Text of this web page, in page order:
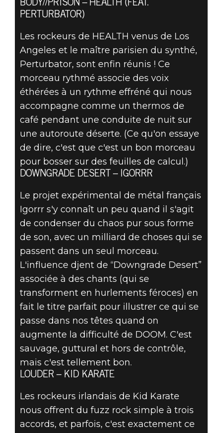
BODY//PRISON – HEALTH (FEAT.
PERTURBATOR)
Les rockeurs de HEALTH venus de Los
Angeles et le maître parisien du synthé,
Perturbator, sont enfin réunis ! Ce
morceau rythmé associe des voix
éthérées à un rythme effréné qui nous
accompagne comme un thermos de
café pendant une conduite de nuit sur
une autoroute déserte. (Ce qu'on essaye
de dire, c'est que c'est un bon morceau
pour bosser sur des feuilles de calcul.)
DOWNGRADE DESERT – IGORRR
Le projet expérimental de métal français
Igorrr s'y connaît un peu quand il s'agit
de condenser du chaos pur sous forme
de son, avec un milliard de choses qui se
passent dans un seul morceau.
L'influence djent de “Downgrade Desert”
associée à des chants (qui se
transforment en hurlements féroces) en
fait le titre parfait pour illustrer ce qui se
passe dans nos têtes quand on
augmente la difficulté de DOOM. C'est
sauvage, guttural et hors de contrôle,
mais c'est tellement bon.
LOUDER – KID KARATE
Les rockeurs irlandais de Kid Karate
nous offrent du fuzz rock simple à trois
accords, et parfois, c'est exactement ce